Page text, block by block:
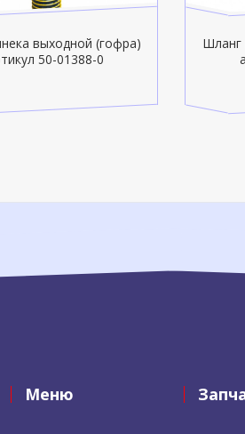
выходной (гофра)
50-01388-0
Шланг
Меню